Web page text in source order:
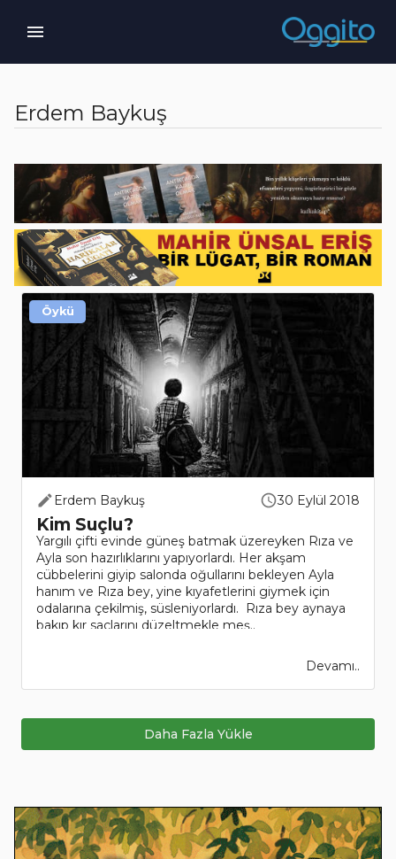
Erdem Baykuş
Erdem Baykuş 30 Eylül 2018
Kim Suçlu?
Yargılı çifti evinde güneş batmak üzereyken Rıza ve
Ayla son hazırlıklarını yapıyorlardı. Her akşam
cübbelerini giyip salonda oğullarını bekleyen Ayla
hanım ve Rıza bey, yine kıyafetlerini giymek için
odalarına çekilmiş, süsleniyorlardı. Rıza bey aynaya
bakıp kır saçlarını düzeltmekle meş..
Devamı..
Öykü
Daha Fazla Yükle